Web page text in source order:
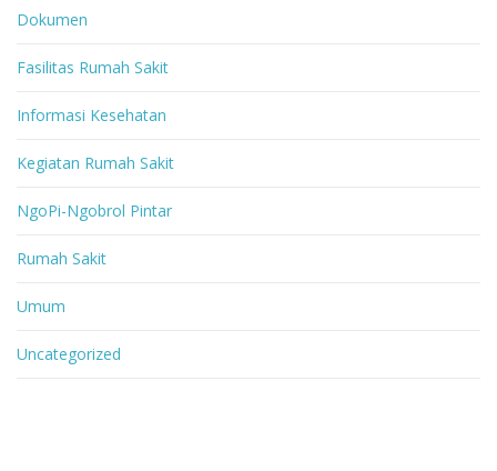
Dokumen
Fasilitas Rumah Sakit
Informasi Kesehatan
Kegiatan Rumah Sakit
NgoPi-Ngobrol Pintar
Rumah Sakit
Umum
Uncategorized